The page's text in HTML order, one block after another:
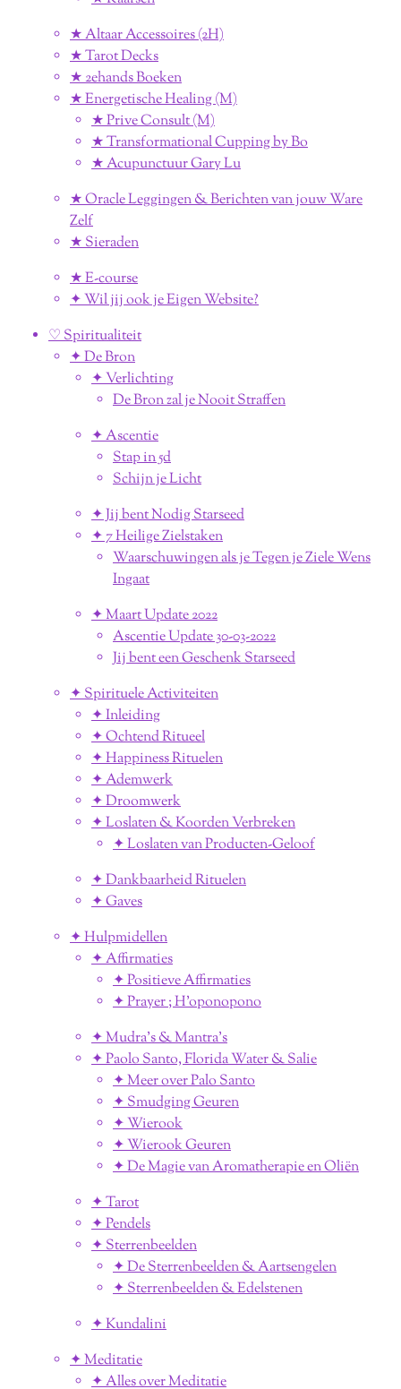
★ Altaar Accessoires (2H)
★ Tarot Decks
★ 2ehands Boeken
★ Energetische Healing (M)
★ Prive Consult (M)
★ Transformational Cupping by Bo
★ Acupunctuur Gary Lu
★ Oracle Leggingen & Berichten van jouw Ware
Zelf
★ Sieraden
★ E-course
✦ Wil jij ook je Eigen Website?
♡ Spiritualiteit
✦ De Bron
✦ Verlichting
De Bron zal je Nooit Straffen
✦ Ascentie
Stap in 5d
Schijn je Licht
✦ Jij bent Nodig Starseed
✦ 7 Heilige Zielstaken
Waarschuwingen als je Tegen je Ziele Wens
Ingaat
✦ Maart Update 2022
Ascentie Update 30-03-2022
Jij bent een Geschenk Starseed
✦ Spirituele Activiteiten
✦ Inleiding
✦ Ochtend Ritueel
✦ Happiness Rituelen
✦ Ademwerk
✦ Droomwerk
✦ Loslaten & Koorden Verbreken
✦ Loslaten van Producten-Geloof
✦ Dankbaarheid Rituelen
✦ Gaves
✦ Hulpmidellen
✦ Affirmaties
✦ Positieve Affirmaties
✦ Prayer ; H'oponopono
✦ Mudra's & Mantra's
✦ Paolo Santo, Florida Water & Salie
✦ Meer over Palo Santo
✦ Smudging Geuren
✦ Wierook
✦ Wierook Geuren
✦ De Magie van Aromatherapie en Oliën
✦ Tarot
✦ Pendels
✦ Sterrenbeelden
✦ De Sterrenbeelden & Aartsengelen
✦ Sterrenbeelden & Edelstenen
✦ Kundalini
✦ Meditatie
✦ Alles over Meditatie